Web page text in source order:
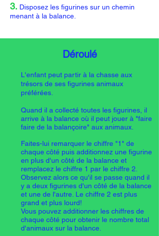
3. Disposez les figurines sur un chemin
menant à la balance.
Déroulé
L'enfant peut partir à la chasse aux
trésors de ses figurines animaux
préférées.
Quand il a collecté toutes les figurines, il
arrive à la balance où il peut jouer à "faire
faire de la balançoire" aux animaux.
Faites-lui remarquer le chiffre "1" de
chaque côté puis additionnez une figurine
en plus d'un côté de la balance et
remplacez le chiffre 1 par le chiffre 2.
Observez alors ce qu'il se passe quand il
y a deux figurines d'un côté de la balance
et une de l'autre. Le chiffre 2 est plus
grand et plus lourd!
Vous pouvez additionner les chiffres de
chaque côté pour obtenir le nombre total
d'animaux sur la balance.